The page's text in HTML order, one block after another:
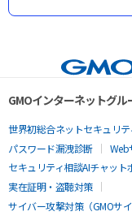
GMOインターネットグ
世界初総合ネットセキュリテ
パスワード漏洩診断
Web
セキュリティ相談AIチャット
実在証明・盗聴対策
サイバー攻撃対策（GMOサ